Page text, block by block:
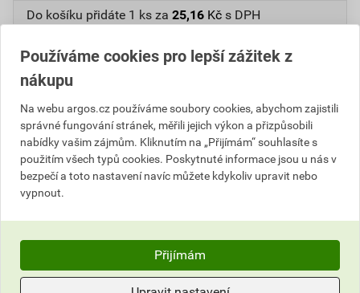
Do košíku přidáte 1 ks za 25,16 Kč s DPH
Výrobky značky:
Popis
ANT211469 Elektroizolační páska 211
PVC/30x20x0,13/šedá
Používáme cookies pro lepší zážitek z
nákupu
Na webu argos.cz používáme soubory cookies, abychom zajistili
správné fungování stránek, měřili jejich výkon a přizpůsobili
nabídky vašim zájmům. Kliknutím na „Přijímám“ souhlasíte s
použitím všech typů cookies. Poskytnuté informace jsou u nás v
bezpečí a toto nastavení navíc můžete kdykoliv upravit nebo
vypnout.
Přijímám